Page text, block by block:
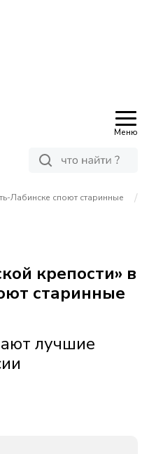
Меню
Лабинске споют старинные
/
крепости» в
старинные
лучшие